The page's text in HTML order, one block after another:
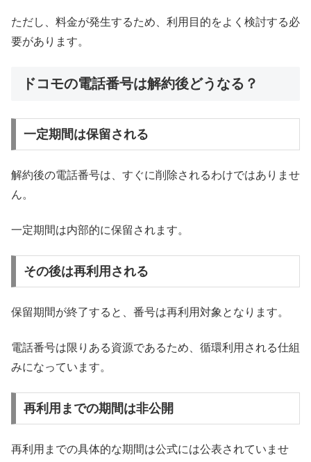
ただし、料金が発生するため、利用目的をよく検討する必
要があります。
ドコモの電話番号は解約後どうなる？
一定期間は保留される
解約後の電話番号は、すぐに削除されるわけではありませ
ん。
一定期間は内部的に保留されます。
その後は再利用される
保留期間が終了すると、番号は再利用対象となります。
電話番号は限りある資源であるため、循環利用される仕組
みになっています。
再利用までの期間は非公開
再利用までの具体的な期間は公式には公表されていませ